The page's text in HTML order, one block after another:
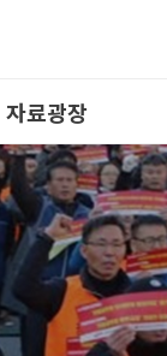
자료광장
경산시소식
사진자료
영상자료
일반자료실